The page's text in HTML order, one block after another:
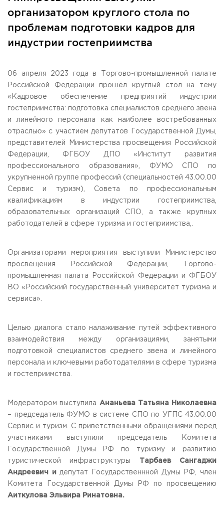
Общежитие / Кампус РГУТИС
Work with disabled and handicapped people
Contacts
Additional education
Федеральный ресурсный центр
Федеральное учебно-методическое объединение в
системе ВО
Federal educational and methodical association in the
system of secondary vocational education
Labor union committee
Competition of teaching staff
99 Glavnaya Street, dp.Cherkizovo, Urban district Pushkinsky,
Moscow region, 141221
+7 (495) 940 83 58
E-MAIL
obrashenia@rguts.ru
WORKING HOURS
Mo-th: from 09:00 to 18:00;
Fr: from 09:00 to 16:45;
организатором круглого стола по
проблемам подготовки кадров для
индустрии гостеприимства
06 апреля 2023 года в Торгово-промышленной палате
Российской Федерации прошёл круглый стол на тему
«Кадровое обеспечение предприятий индустрии
гостеприимства: подготовка специалистов среднего звена
и линейного персонала как наиболее востребованных
отраслью» с участием депутатов Государственной Думы,
представителей Министерства просвещения Российской
Федерации, ФГБОУ ДПО «Институт развития
профессионального образования», ФУМО СПО по
укрупненной группе профессий (специальностей 43.00.00
Сервис и туризм), Совета по профессиональным
квалификациям в индустрии гостеприимства,
образовательных организаций СПО, а также крупных
работодателей в сфере туризма и гостеприимства,.
Организаторами мероприятия выступили Министерство
просвещения Российской Федерации, Торгово-
промышленная палата Российской Федерации и ФГБОУ
ВО «Российский государственный университет туризма и
сервиса».
Целью диалога стало налаживание путей эффективного
взаимодействия между организациями, занятыми
подготовкой специалистов среднего звена и линейного
персонала и ключевыми работодателями в сфере туризма
и гостеприимства.
Модератором выступила
Ананьева Татьяна Николаевна
– председатель ФУМО в системе СПО по УГПС 43.00.00
Сервис и туризм. С приветственными обращениями перед
участниками выступили председатель Комитета
Государственной Думы РФ по туризму и развитию
туристической инфраструктуры
Тарбаев Сангаджи
Андреевич и депутат Государственнной Думы РФ, член
Комитета Государственной Думы РФ по просвещению
Аиткулова Эльвира Ринатовна.